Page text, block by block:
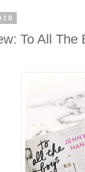
To All The